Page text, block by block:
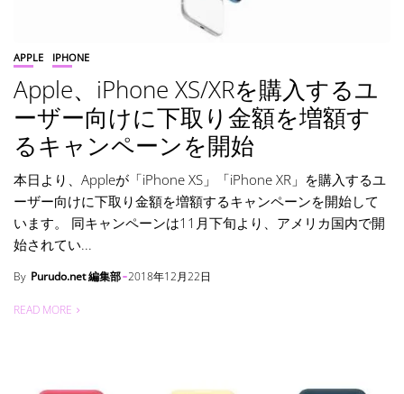
APPLE IPHONE
Apple、iPhone XS/XRを購入するユ
ーザー向けに下取り金額を増額す
るキャンペーンを開始
本日より、Appleが「iPhone XS」「iPhone XR」を購入するユ
ーザー向けに下取り金額を増額するキャンペーンを開始して
います。 同キャンペーンは11月下旬より、アメリカ国内で開
始されてい...
By Purudo.net 編集部 2018年12月22日
READ MORE